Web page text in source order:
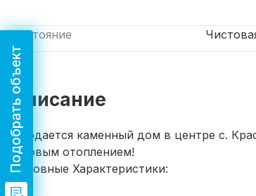
Состояние
Описание
Продается каменный дом в центре с.
газовым отоплением!
Основные Характеристики:
Подобрать объект